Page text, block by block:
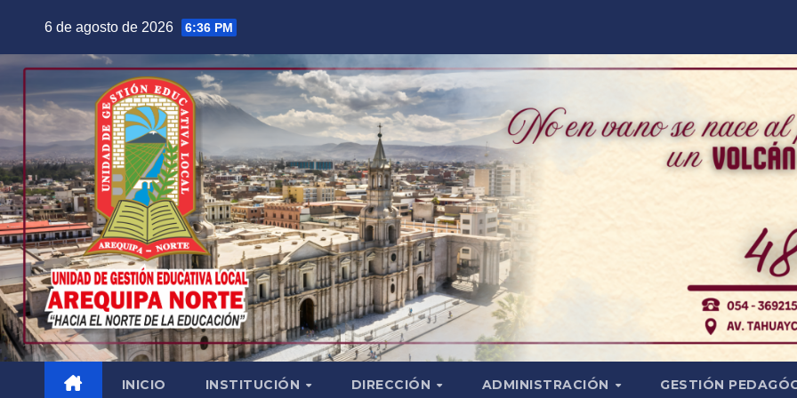
contenido
6 de agosto de 2026 6:36 PM
INICIO INSTITUCIÓN DIRECCIÓN ADMINISTRACIÓN GESTIÓN